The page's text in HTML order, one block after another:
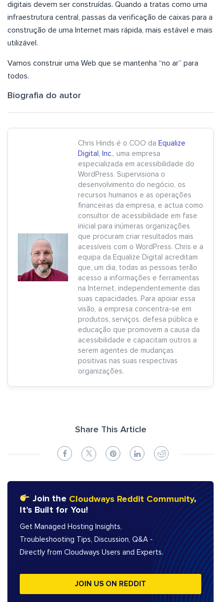
digitais devem ser construídas. Quando a tratas como uma
infraestrutura central, passas da verificação de caixas para a
construção de uma Internet mais rápida, mais estável e mais
utilizável.
Vamos construir uma Web que se mantenha “no ar” para
todos.
Biografia do autor
Chris Hinds é o COO da Equalize
Digital, Inc., uma empresa
especializada em acessibilidade do
WordPress. Supervisiona o
desenvolvimento do negócio, os
recursos humanos e as operações
financeiras da empresa, e actua como
consultor de acessibilidade em fase
inicial para inúmeras organizações
que procuram criar resultados mais
acessíveis com o WordPress. Chris e a
equipa da Equalize Digital acreditam
que, um dia, todas as pessoas terão
acesso a informações e ferramentas
na Internet, independentemente das
suas capacidades. Para apoiar essa
visão, a empresa concentra-se em
produtos, serviços, defesa pública e
educação que promovem a causa da
acessibilidade e capacitam outros a
serem agentes de mudanças
positivas nas suas respectivas
organizações.
Share This Article
Join the Cloudways Reddit Community,
It's Built for You!
Get Managed Hosting Insights,
Troubleshooting Tips, Discussion, Q&A -
Directly from Cloudways Users and Experts.
JOIN US ON REDDIT